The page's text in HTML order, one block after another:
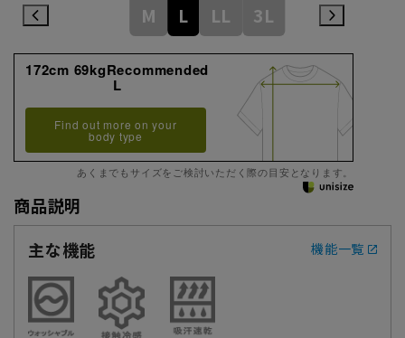
M L LL 3L
172cm 69kgRecommended
L
Find out more on your
body type
あくまでもサイズをご検討いただく際の目安となります。
商品説明
主な機能
機能一覧